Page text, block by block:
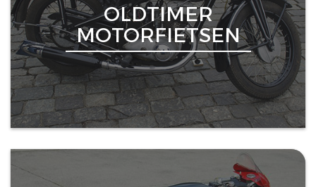
OLDTIMER
MOTORFIETSEN